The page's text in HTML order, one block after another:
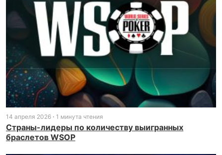
14 апреля 2026 1 минута чтения
Страны-лидеры по количеству выигранных
браслетов WSOP